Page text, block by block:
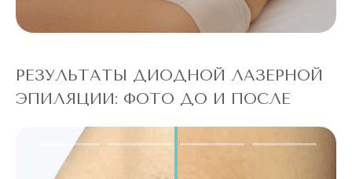
РЕЗУЛЬТАТЫ ДИОДНОЙ ЛАЗЕРНОЙ
ЭПИЛЯЦИИ: ФОТО ДО И ПОСЛЕ